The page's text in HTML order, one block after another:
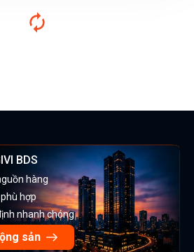
BDS
hàng
hợp
nhanh chóng
sản